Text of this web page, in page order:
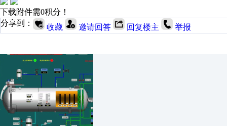
下载附件需0积分！
分享到：
收藏 邀请回答 回复楼主 举报